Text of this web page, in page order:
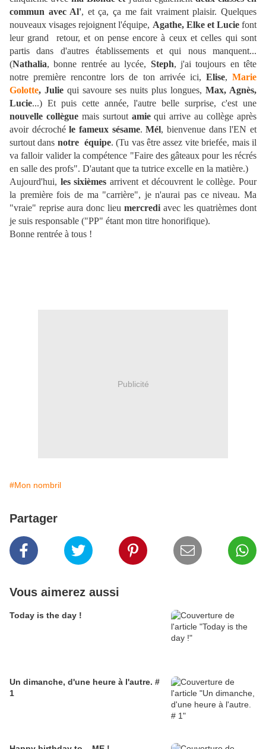
commun avec Al', et ça, ça me fait vraiment plaisir. Quelques
nouveaux visages rejoignent l'équipe, Agathe, Elke et Luciefont
leur grand retour, et on pense encore à ceux et celles qui sont
partis dans d'autres établissements et qui nous manquent...
(Nathalia, bonne rentrée au lycée, Steph, j'ai toujours en tête
notre première rencontre lors de ton arrivée ici, Elise,Marie
Golotte, Julie qui savoure ses nuits plus longues, Max, Agnès,
Lucie...) Et puis cette année, l'autre belle surprise, c'est une
nouvelle collèguemais surtout amiequi arrive au collège après
avoir décrochéle fameux sésame.Mél, bienvenue dans l'EN et
surtout dans notre équipe. (Tu vas être assez vite briefée, mais il
va falloir valider la compétence "Faire des gâteaux pour les récrés
en salle des profs". D'autant que ta tutrice excelle en la matière.)
Aujourd'hui, les sixièmes arrivent et découvrent le collège. Pour
la première fois de ma "carrière", je n'aurai pas ce niveau. Ma
"vraie" reprise aura donc lieu mercredi avec les quatrièmes dont
je suis responsable ("PP" étant mon titre honorifique).
Bonne rentrée à tous !
Publicité
#Mon nombril
Partager
Vous aimerez aussi
Today is the day !
Un dimanche, d'une heure à l'autre. #
1